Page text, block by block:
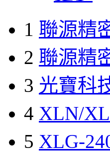
1 聯源精
2 聯源精
3 光寶科
4 XLN/
5 XLG-